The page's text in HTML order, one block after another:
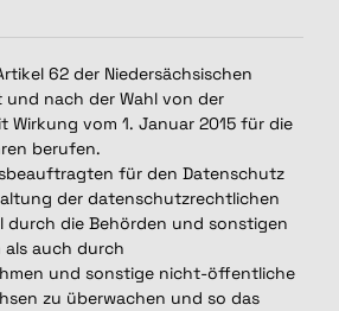
62 der Niedersächsischen
und nach der Wahl von der
Wirkung vom 1. Januar 2015 für die
berufen.
für den Datenschutz
der datenschutzrechtlichen
durch die Behörden und sonstigen
auch durch
und sonstige nicht-öffentliche
zu überwachen und so das